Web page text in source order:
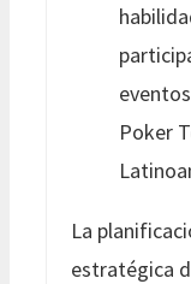
Poker
La
estratégica